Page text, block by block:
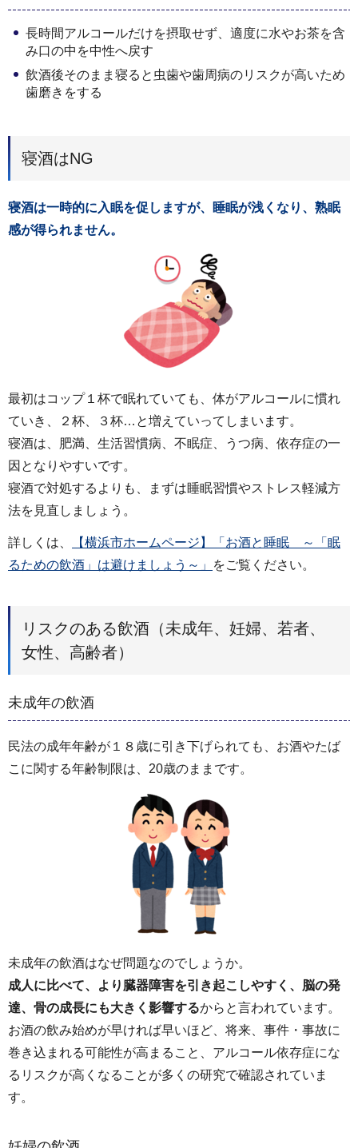
長時間アルコールだけを摂取せず、適度に水やお茶を含
み口の中を中性へ戻す
飲酒後そのまま寝ると虫歯や歯周病のリスクが高いため
歯磨きをする
寝酒はNG
寝酒は一時的に入眠を促しますが、睡眠が浅くなり、熟眠
感が得られません。
最初はコップ１杯で眠れていても、体がアルコールに慣れ
ていき、２杯、３杯…と増えていってしまいます。
寝酒は、肥満、生活習慣病、不眠症、うつ病、依存症の一
因となりやすいです。
寝酒で対処するよりも、まずは睡眠習慣やストレス軽減方
法を見直しましょう。
詳しくは、
【横浜市ホームページ】「お酒と睡眠 ～「眠
るための飲酒」は避けましょう～」
をご覧ください。
リスクのある飲酒（未成年、妊婦、若者、
女性、高齢者）
未成年の飲酒
民法の成年年齢が１８歳に引き下げられても、お酒やたば
こに関する年齢制限は、20歳のままです。
未成年の飲酒はなぜ問題なのでしょうか。
成人に比べて、より臓器障害を引き起こしやすく、脳の発
達、骨の成長にも大きく影響するからと言われています。
お酒の飲み始めが早ければ早いほど、将来、事件・事故に
巻き込まれる可能性が高まること、アルコール依存症にな
るリスクが高くなることが多くの研究で確認されていま
す。